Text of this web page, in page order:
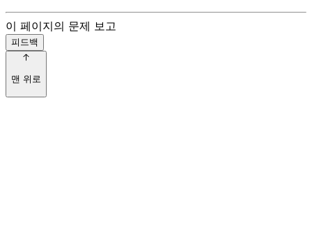
이 페이지의 문제 보고
피드백
맨 위로